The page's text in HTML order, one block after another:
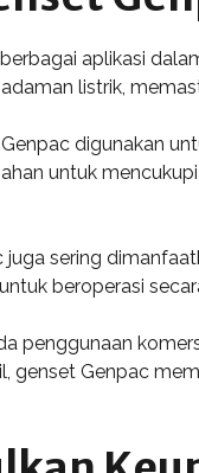
aplikasi
listrik,
digunakan
untuk
juga sering
beroperasi
penggunaan
genset Genpac